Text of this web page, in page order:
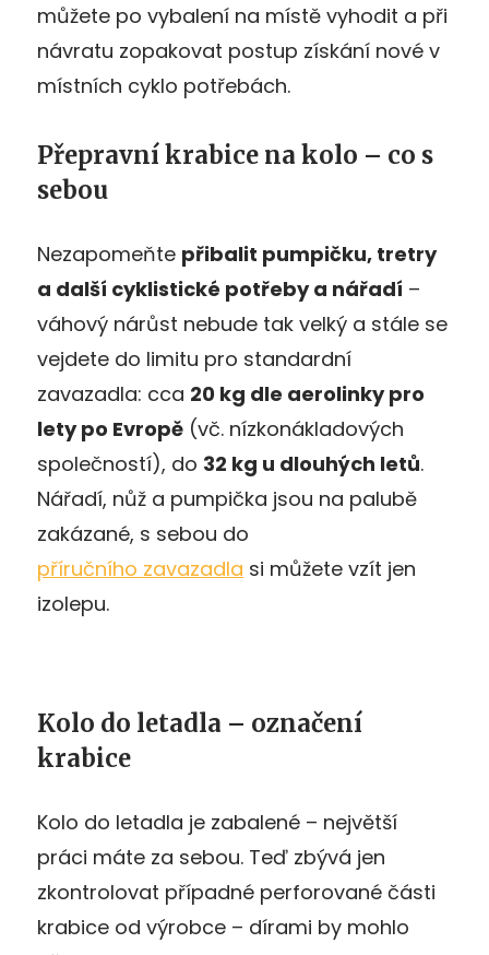
můžete po vybalení na místě vyhodit a při
návratu zopakovat postup získání nové v
místních cyklo potřebách.
Přepravní krabice na kolo – co s
sebou
Nezapomeňte přibalit pumpičku, tretry
a další cyklistické potřeby a nářadí –
váhový nárůst nebude tak velký a stále se
vejdete do limitu pro standardní
zavazadla: cca 20 kg dle aerolinky pro
lety po Evropě (vč. nízkonákladových
společností), do 32 kg u dlouhých letů.
Nářadí, nůž a pumpička jsou na palubě
zakázané, s sebou do
příručního zavazadla si můžete vzít jen
izolepu.
Kolo do letadla – označení
krabice
Kolo do letadla je zabalené – největší
práci máte za sebou. Teď zbývá jen
zkontrolovat případné perforované části
krabice od výrobce – dírami by mohlo